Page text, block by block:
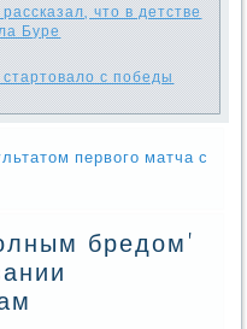
что в детстве
Буре
с победы
первого матча с
бредом'